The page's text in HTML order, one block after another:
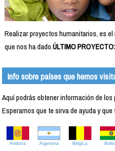
Realizar proyectos humanitarios, es
que nos ha dado.ÚLTIMO PROYECTO:
Info sobre países que hemos
Aquí podrás obtener información de
Esperamos que te sirva de ayuda y
Andorra Argentina Bélgica